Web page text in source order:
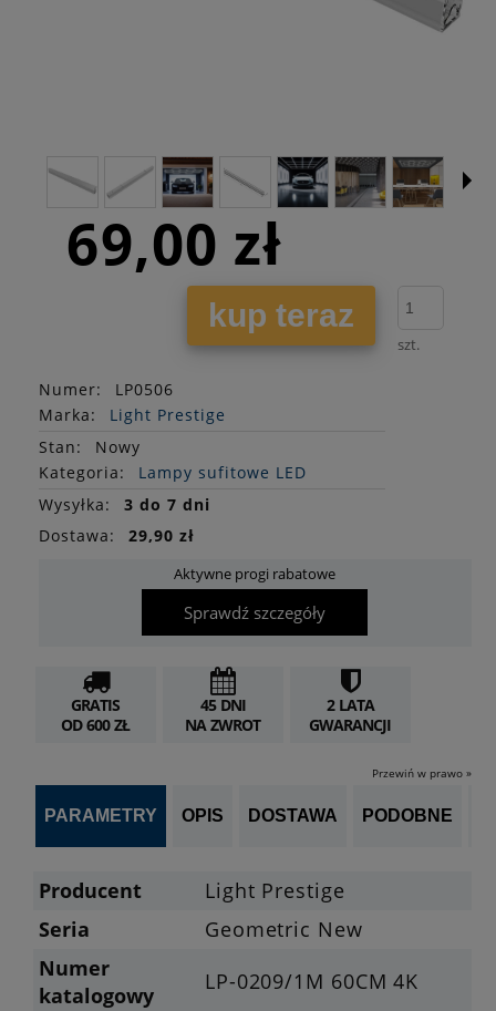
69,00 zł
kup teraz
szt.
Numer:
LP0506
Marka:
Light Prestige
Stan:
Nowy
Kategoria:
Lampy sufitowe LED
Wysyłka:
3 do 7 dni
Dostawa:
29,90 zł
Aktywne progi rabatowe
Sprawdź szczegóły
GRATIS
OD 600 ZŁ
45 DNI
NA ZWROT
2 LATA
GWARANCJI
Przewiń w prawo »
PARAMETRY OPIS DOSTAWA PODOBNE
Producent
Light Prestige
Seria
Geometric New
Numer
katalogowy
LP-0209/1M 60CM 4K